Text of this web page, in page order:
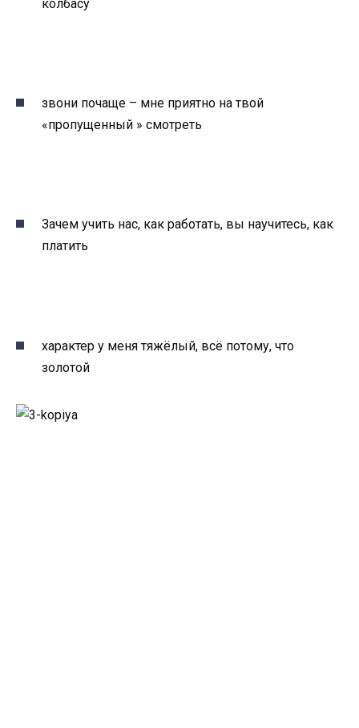
колбасу
звони почаще – мне приятно на твой
«пропущенный » смотреть
Зачем учить нас, как работать, вы научитесь, как
платить
характер у меня тяжёлый, всё потому, что
золотой